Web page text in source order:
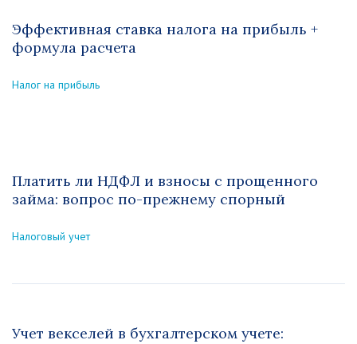
Эффективная ставка налога на прибыль +
формула расчета
Налог на прибыль
Платить ли НДФЛ и взносы с прощенного
займа: вопрос по-прежнему спорный
Налоговый учет
Учет векселей в бухгалтерском учете: